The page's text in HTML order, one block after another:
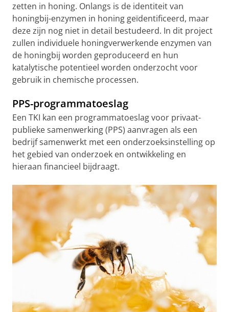
zetten in honing. Onlangs is de identiteit van
honingbij-enzymen in honing geïdentificeerd, maar
deze zijn nog niet in detail bestudeerd. In dit project
zullen individuele honingverwerkende enzymen van
de honingbij worden geproduceerd en hun
katalytische potentieel worden onderzocht voor
gebruik in chemische processen.
PPS-programmatoeslag
Een TKI kan een programmatoeslag voor privaat-
publieke samenwerking (PPS) aanvragen als een
bedrijf samenwerkt met een onderzoeksinstelling op
het gebied van onderzoek en ontwikkeling en
hieraan financieel bijdraagt.